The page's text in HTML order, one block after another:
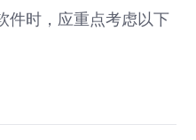
件时，应重点考虑以下